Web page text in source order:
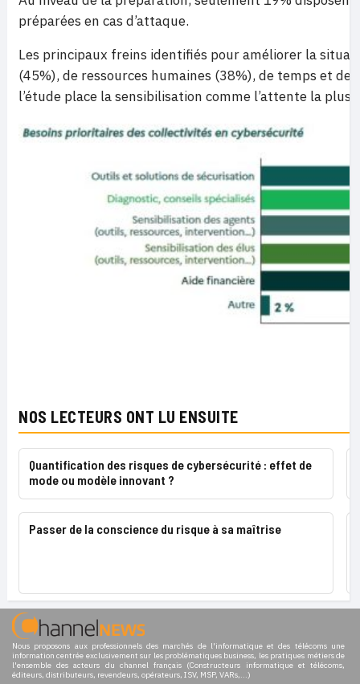
préparées en cas d’attaque.
Les principaux freins identifiés pour améliorer la
(45%), de ressources humaines (38%), de temps et
l’étude place la sensibilisation comme l’attente la
NOS LECTEURS ONT LU ENSUITE
Quantification des risques de cybersécurité : effet de
mode ou modèle innovant ?
Passer de la conscience du risque à sa maîtrise
Nous proposons aux professionnels des marchés de l'informatique et des télécoms une
information centrée exclusivement sur les problématiques business, les pratiques métiers de
l'ensemble des acteurs du channel français (Constructeurs informatique et télécoms,
éditeurs, distributeurs, revendeurs, opérateurs, ISV, MSP, VARs,...)